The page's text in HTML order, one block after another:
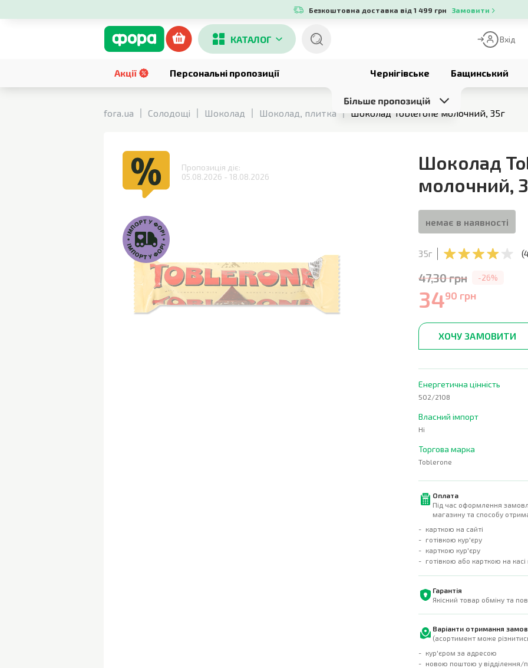
Безкоштовна доставка від 1 499 грн Замовити
КАТАЛОГ Вхід
Акції Персональні пропозиції Чернігівське Бащинський
fora.ua
Солодощі Шоколад Шоколад, плитка Шоколад Toblerone молочний, 35г
Пропозиція діє:
05.08.2026 - 18.08.2026
Шоколад
молочний,
немає в наявності
35г (4
47,30 грн -26%
3490 грн
ХОЧУ ЗАМОВИТИ
Енергетична цінність
502/2108
Власний імпорт
Ні
Торгова марка
Toblerone
Оплата
Під час оформлення
магазину та способу
карткою на сайті
готівкою кур'єру
карткою кур'єру
готівкою або карткою на
Гарантія
Якісний товар обміну та
Варіанти отримання
(асортимент може
кур'єром за адресою
новою поштою у відділення/